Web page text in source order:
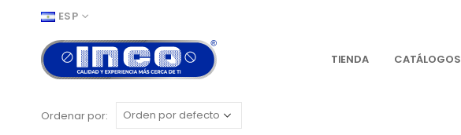
ESP
TIENDA CATÁLOGOS
Ordenar por: